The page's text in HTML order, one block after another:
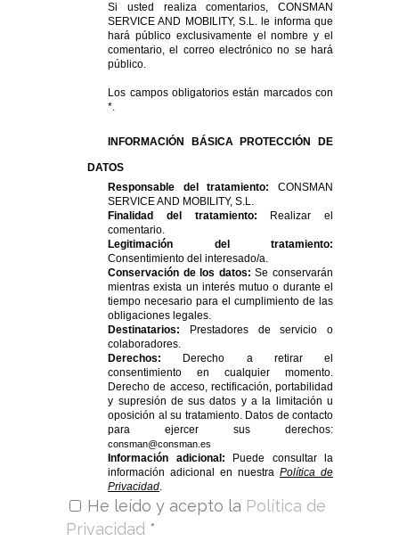
Si usted realiza comentarios, CONSMAN
SERVICE AND MOBILITY, S.L. le informa que
hará público exclusivamente el nombre y el
comentario, el correo electrónico no se hará
público.
Los campos obligatorios están marcados con
*.
INFORMACIÓN BÁSICA PROTECCIÓN DE
DATOS
Responsable del tratamiento:
CONSMAN
SERVICE AND MOBILITY, S.L.
Finalidad del tratamiento: Realizar el
comentario.
Legitimación del tratamiento:
Consentimiento del interesado/a.
Conservación de los datos: Se conservarán
mientras exista un interés mutuo o durante el
tiempo necesario para el cumplimiento de las
obligaciones legales.
Destinatarios: Prestadores de servicio o
colaboradores.
Derechos:
Derecho a retirar el
consentimiento en cualquier momento.
Derecho de acceso, rectificación, portabilidad
y supresión de sus datos y a la limitación u
oposición al su tratamiento. Datos de contacto
para ejercer sus derechos:
consman@consman.es
Información adicional: Puede consultar la
información adicional en nuestraPolítica de
Privacidad.
He leído y acepto la Política de
Privacidad *